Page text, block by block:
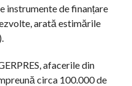
instrumente de finanțare
arată estimările
afacerile din
circa 100.000 de